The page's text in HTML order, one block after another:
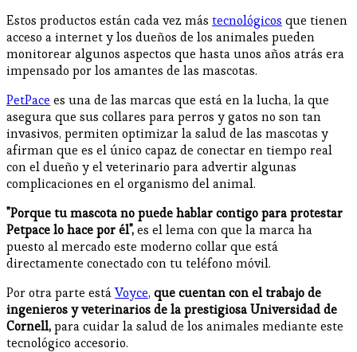
Estos productos están cada vez más tecnológicos que tienen
acceso a internet y los dueños de los animales pueden
monitorear algunos aspectos que hasta unos años atrás era
impensado por los amantes de las mascotas.
PetPace es una de las marcas que está en la lucha, la que
asegura que sus collares para perros y gatos no son tan
invasivos, permiten optimizar la salud de las mascotas y
afirman que es el único capaz de conectar en tiempo real
con el dueño y el veterinario para advertir algunas
complicaciones en el organismo del animal.
"Porque tu mascota no puede hablar contigo para protestar
Petpace lo hace por él",es el lema con que la marca ha
puesto al mercado este moderno collar que está
directamente conectado con tu teléfono móvil.
Por otra parte estáVoyce, que cuentan con el trabajo de
ingenieros y veterinarios de la prestigiosa Universidad de
Cornell,para cuidar la salud de los animales mediante este
tecnológico accesorio.